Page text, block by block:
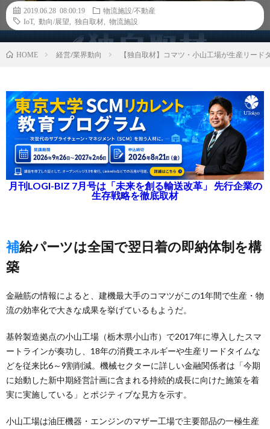
2019.06.28 08:00:19
物流施設/不動産
IoT, 動向/展望 独自取材 物流施設
HOME 経営/業界動向 【独自取材】コマツ・小山工場が生産リード
月刊LOGI-BIZ 7月号は「未来を創る輸送改革」 先行企業の
生存戦略を徹底取材
補給パーツは全国で翌日着の即納体制を構
築
金融筋の情報によると、建機最大手のコマツがこの1年間で生産・物
流の効率化で大きな成果を挙げているもようだ。
基幹製造拠点の小山工場（栃木県小山市）で2017年に導入したスマ
ートラインが奏功し、18年の消費エネルギーや生産リードタイムな
どを従来比6～9割削減。機械セクターに詳しい金融関係者は「今期
に始動した新中期経営計画に含まれる持続的成長に向けた施策を着
実に実施している」とポジティブな見方を示す。
小山工場は油圧機器・エンジンのマザー工場で主要部品の一極生産